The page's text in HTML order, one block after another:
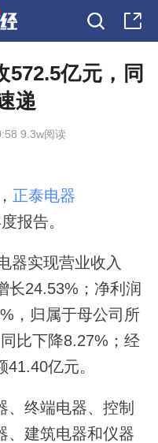
572.5亿元，同
递
9.3w阅读
正泰电器
报告。
器实现营业收入
长24.53%；净利润
，归属于母公司所
比下降8.27%；经
亿元。
、终端电器、控制
、建筑电器和仪器